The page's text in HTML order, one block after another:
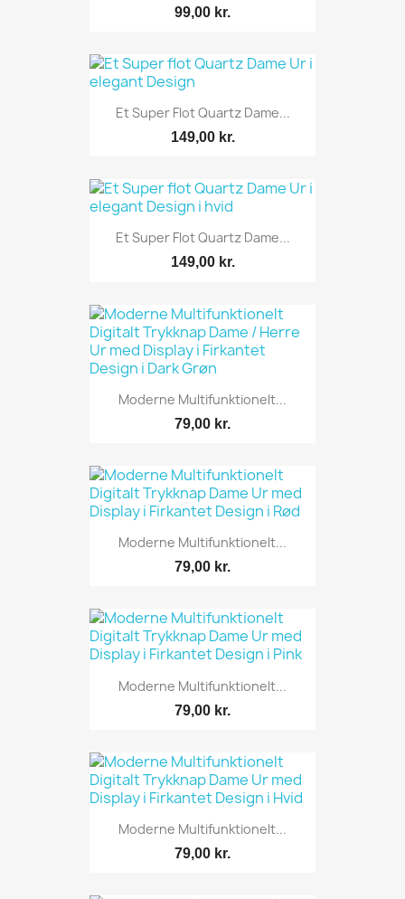
99,00 kr.
Et Super Flot Quartz Dame...
149,00 kr.
Et Super Flot Quartz Dame...
149,00 kr.
Moderne Multifunktionelt...
79,00 kr.
Moderne Multifunktionelt...
79,00 kr.
Moderne Multifunktionelt...
79,00 kr.
Moderne Multifunktionelt...
79,00 kr.